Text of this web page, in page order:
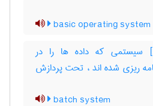
basic operating system
سیستمی که داده ها را در
ریزی شده اند ، تحت پردازش
batch system